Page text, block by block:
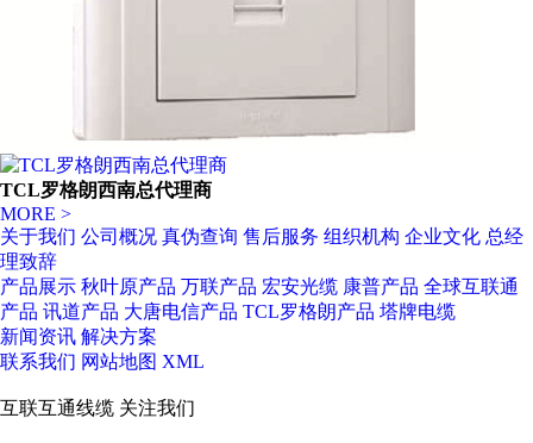
TCL罗格朗西南总代理商
MORE >
关于我们 公司概况 真伪查询 售后服务 组织机构 企业文化 总经
理致辞
产品展示 秋叶原产品 万联产品 宏安光缆 康普产品 全球互联通
产品 讯道产品 大唐电信产品 TCL罗格朗产品 塔牌电缆
新闻资讯 解决方案
联系我们 网站地图 XML
互联互通线缆 关注我们